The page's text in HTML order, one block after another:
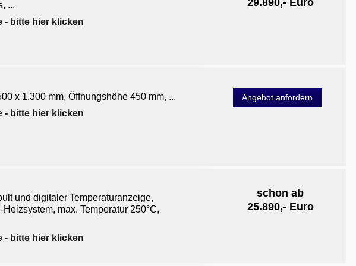
...
- bitte hier klicken
29.890,- Euro
x 1.300 mm, Öffnungshöhe 450 mm, ...
- bitte hier klicken
Angebot anfordern
und digitaler Temperaturanzeige,
max. Temperatur 250°C,
- bitte hier klicken
schon ab
25.890,- Euro